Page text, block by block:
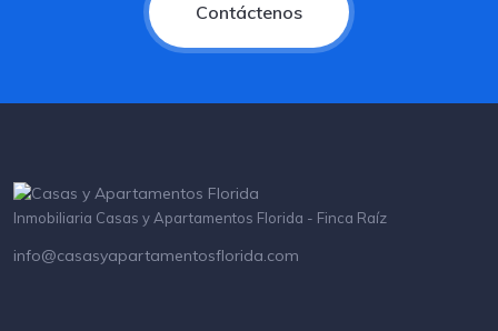
Contáctenos
Inmobiliaria Casas y Apartamentos Florida - Finca Raíz
info@casasyapartamentosflorida.com